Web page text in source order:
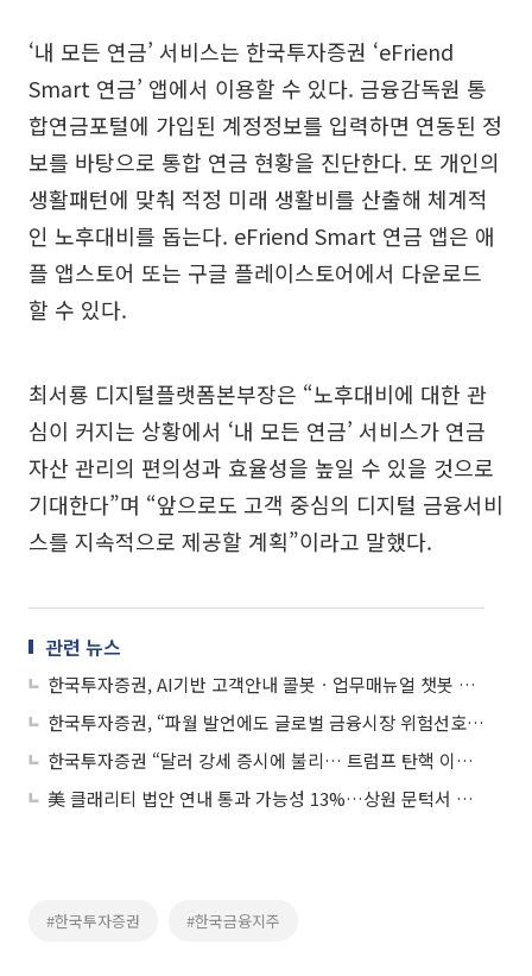
‘내 모든 연금’ 서비스는 한국투자증권 ‘eFriend
Smart 연금’ 앱에서 이용할 수 있다. 금융감독원 통
합연금포털에 가입된 계정정보를 입력하면 연동된 정
보를 바탕으로 통합 연금 현황을 진단한다. 또 개인의
생활패턴에 맞춰 적정 미래 생활비를 산출해 체계적
인 노후대비를 돕는다. eFriend Smart 연금 앱은 애
플 앱스토어 또는 구글 플레이스토어에서 다운로드
할 수 있다.
최서룡 디지털플랫폼본부장은 “노후대비에 대한 관
심이 커지는 상황에서 ‘내 모든 연금’ 서비스가 연금
자산 관리의 편의성과 효율성을 높일 수 있을 것으로
기대한다”며 “앞으로도 고객 중심의 디지털 금융서비
스를 지속적으로 제공할 계획”이라고 말했다.
관련 뉴스
한국투자증권, AI기반 고객안내 콜봇ㆍ업무매뉴얼 챗봇 도입
한국투자증권, “파월 발언에도 글로벌 금융시장 위험선호 제한될 듯”
한국투자증권 “달러 강세 증시에 불리… 트럼프 탄핵 이슈가 핵심 요인”
美 클래리티 법안 연내 통과 가능성 13%…상원 문턱서 제동
#한국투자증권 #한국금융지주